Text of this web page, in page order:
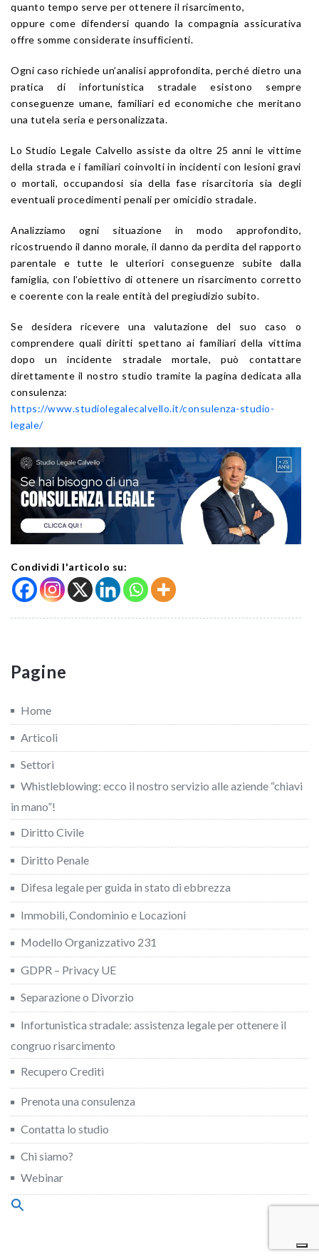
quanto tempo serve per ottenere il risarcimento,
oppure come difendersi quando la compagnia assicurativa
offre somme considerate insufficienti.
Ogni caso richiede un’analisi approfondita, perché dietro una
pratica di infortunistica stradale esistono sempre
conseguenze umane, familiari ed economiche che meritano
una tutela seria e personalizzata.
Lo Studio Legale Calvello assiste da oltre 25 anni le vittime
della strada e i familiari coinvolti in incidenti con lesioni gravi
o mortali, occupandosi sia della fase risarcitoria sia degli
eventuali procedimenti penali per omicidio stradale.
Analizziamo ogni situazione in modo approfondito,
ricostruendo il danno morale, il danno da perdita del rapporto
parentale e tutte le ulteriori conseguenze subite dalla
famiglia, con l’obiettivo di ottenere un risarcimento corretto
e coerente con la reale entità del pregiudizio subito.
Se desidera ricevere una valutazione del suo caso o
comprendere quali diritti spettano ai familiari della vittima
dopo un incidente stradale mortale, può contattare
direttamente il nostro studio tramite la pagina dedicata alla
consulenza:
https://www.studiolegalecalvello.it/consulenza-studio-
legale/
Condividi l'articolo su:
Pagine
Home
Articoli
Settori
Whistleblowing: ecco il nostro servizio alle aziende “chiavi
in mano”!
Diritto Civile
Diritto Penale
Difesa legale per guida in stato di ebbrezza
Immobili, Condominio e Locazioni
Modello Organizzativo 231
GDPR – Privacy UE
Separazione o Divorzio
Infortunistica stradale: assistenza legale per ottenere il
congruo risarcimento
Recupero Crediti
Prenota una consulenza
Contatta lo studio
Chi siamo?
Webinar
Search